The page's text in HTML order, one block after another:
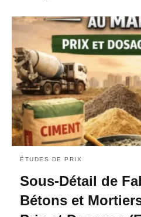
ÉTUDES DE PRIX
Sous-Détail de
Bétons et